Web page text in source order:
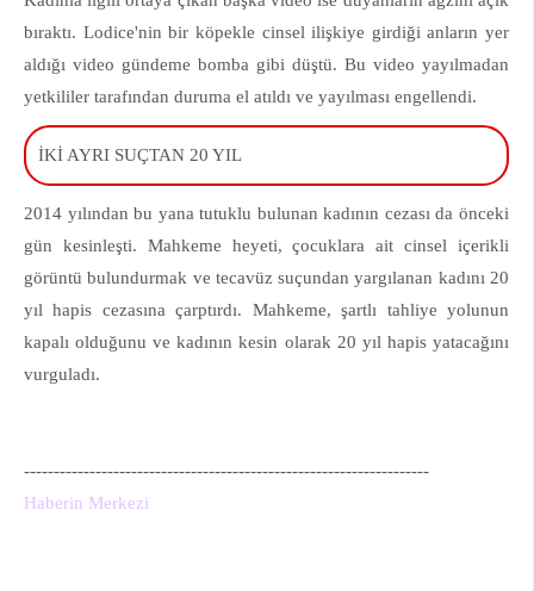
bıraktı. Lodice'nin bir köpekle cinsel ilişkiye girdiği anların yer
aldığı video gündeme bomba gibi düştü. Bu video yayılmadan
yetkililer tarafından duruma el atıldı ve yayılması engellendi.
İKİ AYRI SUÇTAN 20 YIL
2014 yılından bu yana tutuklu bulunan kadının cezası da önceki
gün kesinleşti. Mahkeme heyeti, çocuklara ait cinsel içerikli
görüntü bulundurmak ve tecavüz suçundan yargılanan kadını 20
yıl hapis cezasına çarptırdı. Mahkeme, şartlı tahliye yolunun
kapalı olduğunu ve kadının kesin olarak 20 yıl hapis yatacağını
vurguladı.
--------------------------------------------------------------------
Haberin Merkezi